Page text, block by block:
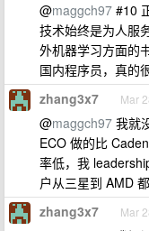
@maggch97 #10
技术始终是为人服
外机器学习方面的
国内程序员，真的
zhang3x7 Mar
@maggch97 我就
ECO 做的比
率低，我
户从三星到 AMD
zhang3x7 Mar